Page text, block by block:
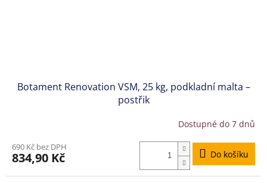
Botament Renovation VSM, 25 kg, podkladní malta –
postřik
Dostupné do 7 dnů
690 Kč bez DPH
834,90 Kč Do košíku